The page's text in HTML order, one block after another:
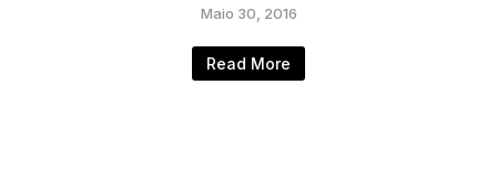
Maio 30, 2016
Read More